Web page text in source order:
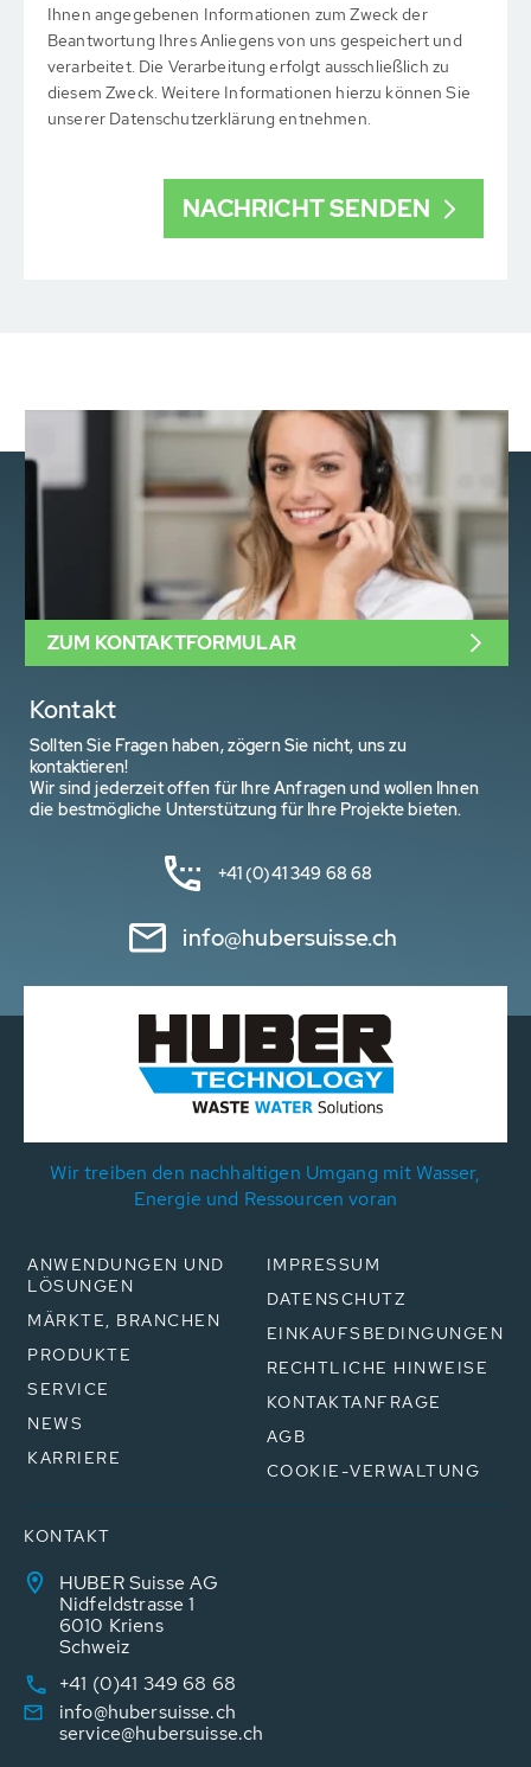
Ihnen angegebenen Informationen zum Zweck der
Beantwortung Ihres Anliegens von uns gespeichert und
verarbeitet. Die Verarbeitung erfolgt ausschließlich zu
diesem Zweck. Weitere Informationen hierzu können Sie
unserer Datenschutzerklärung entnehmen.
Kontakt
Sollten Sie Fragen haben, zögern Sie nicht, uns zu
kontaktieren!
Wir sind jederzeit offen für Ihre Anfragen und wollen Ihnen
die bestmögliche Unterstützung für Ihre Projekte bieten.
+41 (0)41 349 68 68
info@hubersuisse.ch
ZUM KONTAKTFORMULAR
Wir treiben den nachhaltigen Umgang mit Wasser,
Energie und Ressourcen voran
ANWENDUNGEN UND
LÖSUNGEN
MÄRKTE, BRANCHEN
PRODUKTE
SERVICE
NEWS
KARRIERE
IMPRESSUM
DATENSCHUTZ
EINKAUFSBEDINGUNGEN
RECHTLICHE HINWEISE
KONTAKTANFRAGE
AGB
COOKIE-VERWALTUNG
KONTAKT
HUBER Suisse AG
Nidfeldstrasse 1
6010 Kriens
Schweiz
+41 (0)41 349 68 68
info@hubersuisse.ch
service@hubersuisse.ch